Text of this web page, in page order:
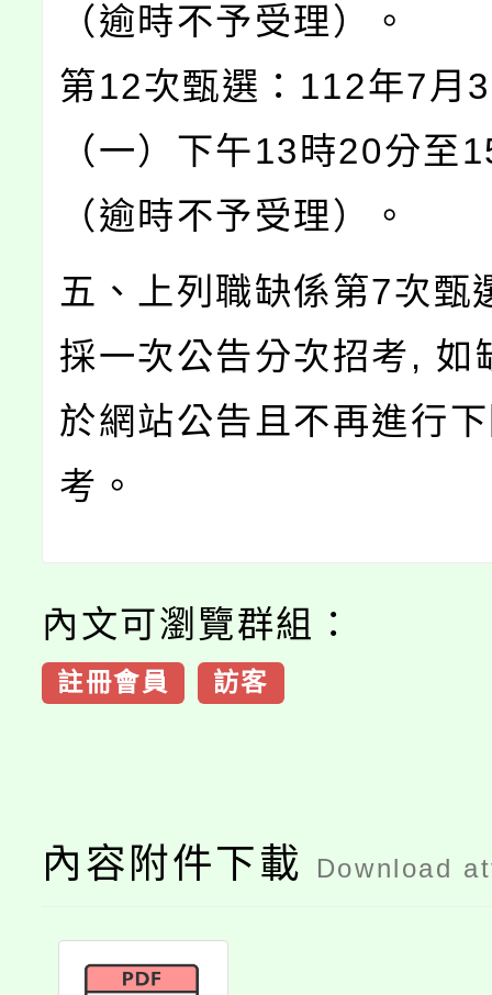
（逾時不予受理）。
第12次甄選：112年7月
（一）下午13時20分至
（逾時不予受理）。
五、上列職缺係第7次甄
採一次公告分次招考, 如
於網站公告且不再進行
考。
內文可瀏覽群組：
註冊會員 訪客
內容附件下載 Download